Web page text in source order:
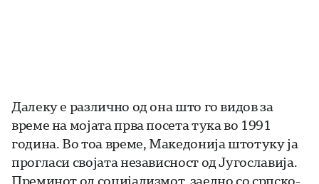
Далеку е различно од она што го видов за
време на мојата прва посета тука во 1991
година. Во тоа време, Македонија штотуку ја
прогласи својата независност од Југославија.